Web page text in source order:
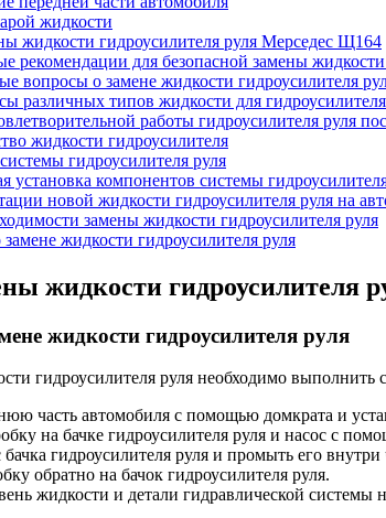
жидкости
жидкости гидроусилителя руля Мерседес Щ164
рекомендации для безопасной замены жидкости
вопросы о замене жидкости гидроусилителя
различных типов жидкости для
работы гидроусилителя руля
жидкости гидроусилителя
гидроусилителя руля
установка компонентов системы
новой жидкости гидроусилителя руля на
замены жидкости гидроусилителя руля
жидкости гидроусилителя руля
жидкости гидроусилителя
жидкости гидроусилителя руля
гидроусилителя руля необходимо выполнить
часть автомобиля с помощью домкрата и
на бачке гидроусилителя руля и насос с
гидроусилителя руля и промыть его
обратно на бачок гидроусилителя руля.
жидкости и детали гидравлической системы